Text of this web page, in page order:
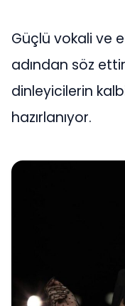
Güçlü vokali ve
adından söz
dinleyicilerin
hazırlanıyor.